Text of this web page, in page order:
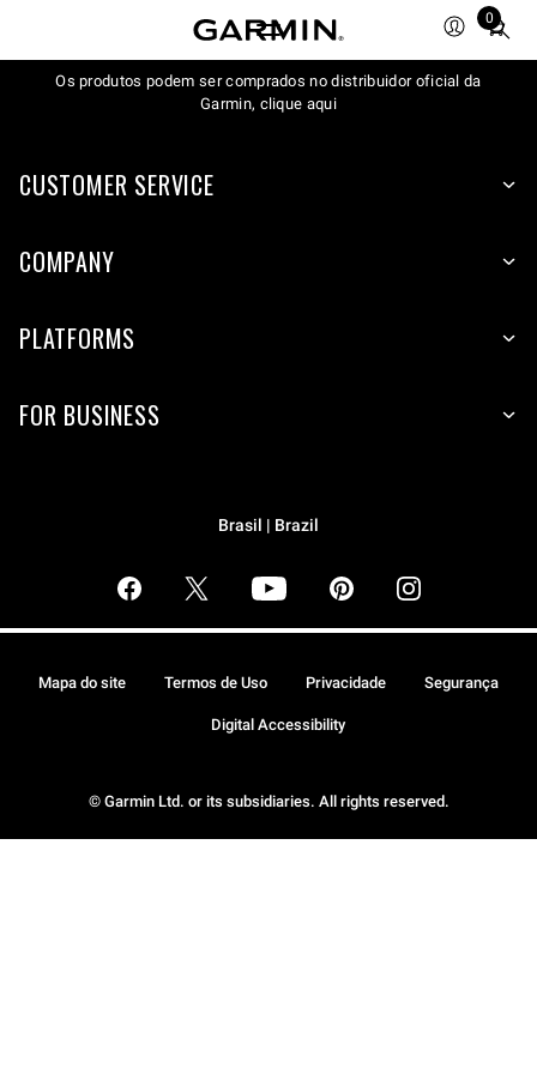
0
Total
items
in
Os produtos podem ser comprados no distribuidor oficial da
Garmin, clique aqui
CUSTOMER SERVICE
COMPANY
PLATFORMS
FOR BUSINESS
Brasil | Brazil
© Garmin Ltd. or its subsidiaries. All rights reserved.
Mapa do site Termos de Uso Privacidade Segurança
Digital Accessibility